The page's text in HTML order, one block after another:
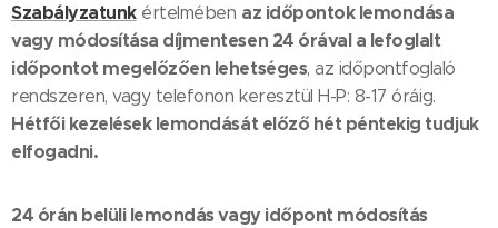
Szabályzatunkértelmében az időpontok lemondása
vagy módosítása díjmentesen 24 órával a lefoglalt
időpontot megelőzően lehetséges, az időpontfoglaló
rendszeren, vagy telefonon keresztül H-P: 8-17 óráig.
Hétfői kezelések lemondását előző hét péntekig tudjuk
elfogadni.
24 órán belüli lemondás vagy időpont módosítás